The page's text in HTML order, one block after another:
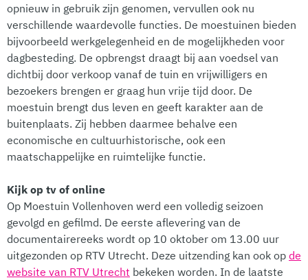
opnieuw in gebruik zijn genomen, vervullen ook nu
verschillende waardevolle functies. De moestuinen bieden
bijvoorbeeld werkgelegenheid en de mogelijkheden voor
dagbesteding. De opbrengst draagt bij aan voedsel van
dichtbij door verkoop vanaf de tuin en vrijwilligers en
bezoekers brengen er graag hun vrije tijd door. De
moestuin brengt dus leven en geeft karakter aan de
buitenplaats. Zij hebben daarmee behalve een
economische en cultuurhistorische, ook een
maatschappelijke en ruimtelijke functie.
Kijk op tv of online
Op Moestuin Vollenhoven werd een volledig seizoen
gevolgd en gefilmd. De eerste aflevering van de
documentairereeks wordt op 10 oktober om 13.00 uur
uitgezonden op RTV Utrecht. Deze uitzending kan ook op de
website van RTV Utrecht bekeken worden. In de laatste